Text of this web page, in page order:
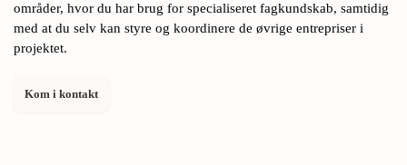
områder, hvor du har brug for specialiseret fagkundskab, samtidig
med at du selv kan styre og koordinere de øvrige entrepriser i
projektet.
Kom i kontakt